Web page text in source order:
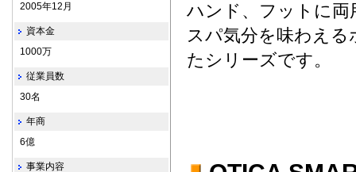
ハンド、フットに両
スパ気分を味わえ
たシリーズです。
2005年12月
資本金
1000万
従業員数
30名
年商
6億
事業内容